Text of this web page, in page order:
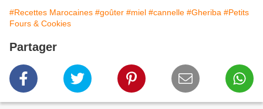
#Recettes Marocaines #goûter #miel #cannelle #Gheriba #Petits
Fours & Cookies
Partager